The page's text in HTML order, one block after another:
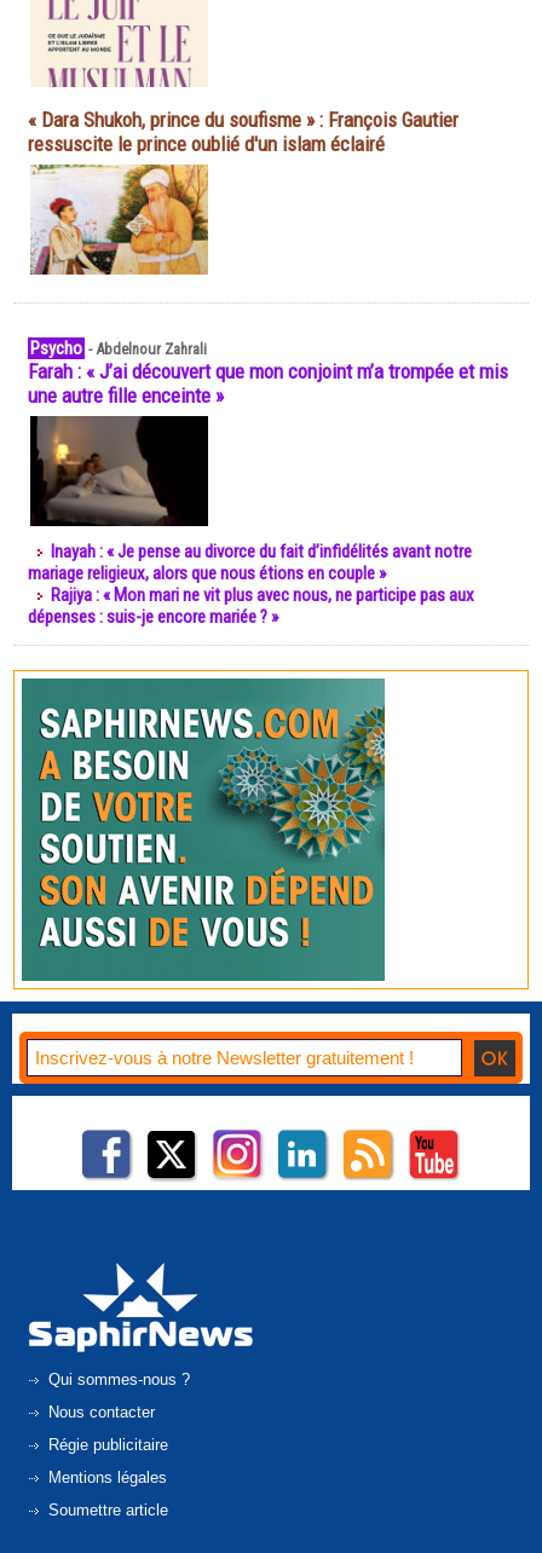
« Dara Shukoh, prince du soufisme » : François Gautier
ressuscite le prince oublié d'un islam éclairé
Psycho -Abdelnour Zahrali
Farah : « J’ai découvert que mon conjoint m’a trompée et mis
une autre fille enceinte »
Inayah : « Je pense au divorce du fait d’infidélités avant notre
mariage religieux, alors que nous étions en couple »
Rajiya : « Mon mari ne vit plus avec nous, ne participe pas aux
dépenses : suis-je encore mariée ? »
Qui sommes-nous ?
Nous contacter
Régie publicitaire
Mentions légales
Soumettre article